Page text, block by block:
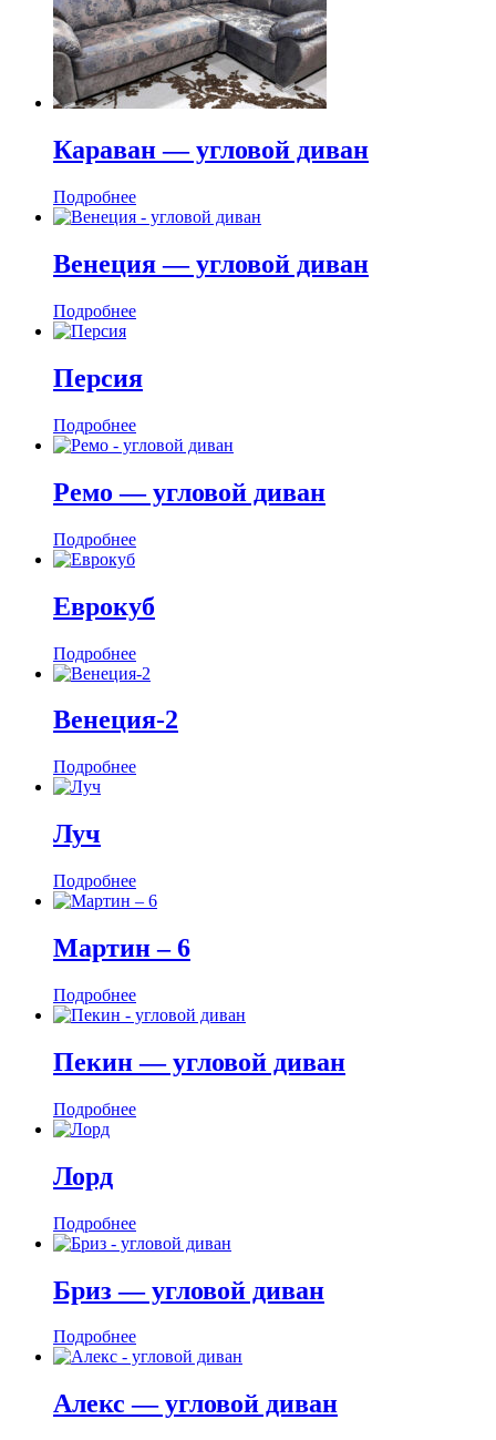
Караван — угловой диван
Подробнее
Венеция — угловой диван
Подробнее
Персия
Подробнее
Ремо — угловой диван
Подробнее
Еврокуб
Подробнее
Венеция-2
Подробнее
Луч
Подробнее
Мартин ‒ 6
Подробнее
Пекин — угловой диван
Подробнее
Лорд
Подробнее
Бриз — угловой диван
Подробнее
Алекс — угловой диван